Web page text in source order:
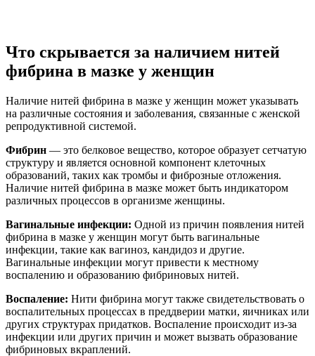
Что скрывается за наличием нитей
фибрина в мазке у женщин
Наличие нитей фибрина в мазке у женщин может указывать
на различные состояния и заболевания, связанные с женской
репродуктивной системой.
Фибрин — это белковое вещество, которое образует сетчатую
структуру и является основной компонент клеточных
образований, таких как тромбы и фиброзные отложения.
Наличие нитей фибрина в мазке может быть индикатором
различных процессов в организме женщины.
Вагинальные инфекции: Одной из причин появления нитей
фибрина в мазке у женщин могут быть вагинальные
инфекции, такие как вагиноз, кандидоз и другие.
Вагинальные инфекции могут привести к местному
воспалению и образованию фибриновых нитей.
Воспаление: Нити фибрина могут также свидетельствовать о
воспалительных процессах в преддверии матки, яичниках или
других структурах придатков. Воспаление происходит из-за
инфекции или других причин и может вызвать образование
фибриновых вкраплений.